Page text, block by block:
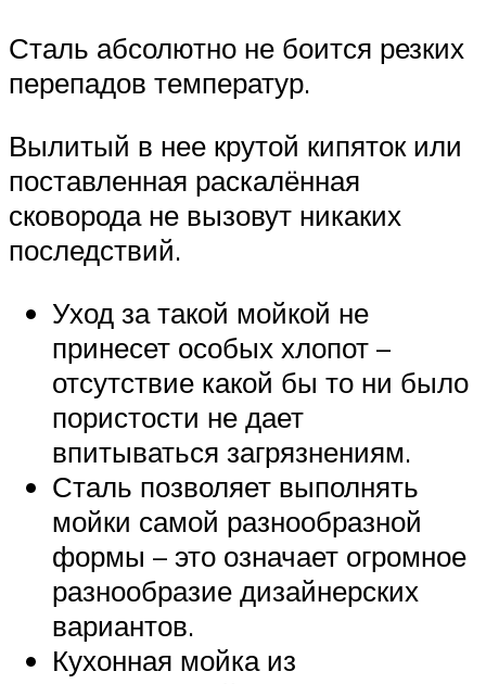
Сталь абсолютно не боится резких
перепадов температур.
Вылитый в нее крутой кипяток или
поставленная раскалённая
сковорода не вызовут никаких
последствий.
Уход за такой мойкой не
принесет особых хлопот –
отсутствие какой бы то ни было
пористости не дает
впитываться загрязнениям.
Сталь позволяет выполнять
мойки самой разнообразной
формы – это означает огромное
разнообразие дизайнерских
вариантов.
Кухонная мойка из